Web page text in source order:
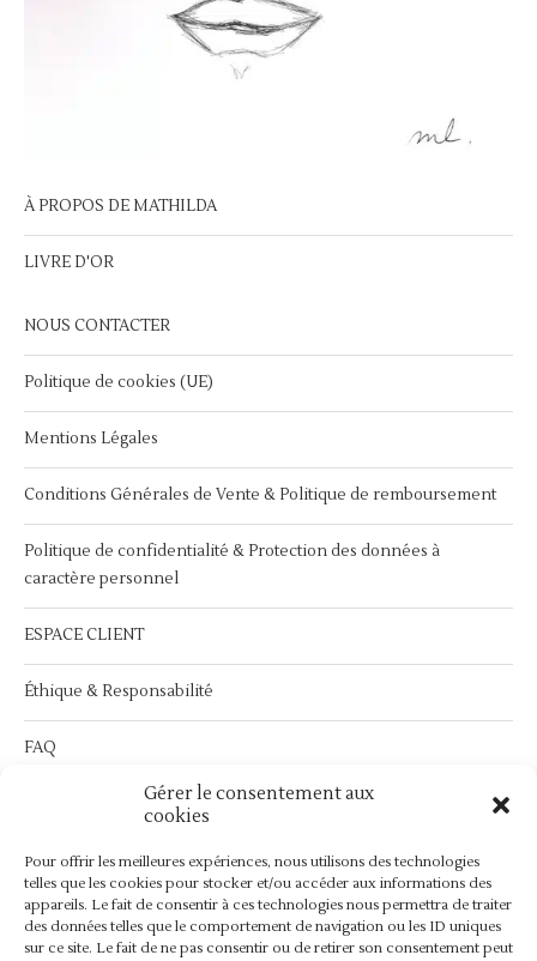
Gérer le consentement aux
cookies
Pour offrir les meilleures expériences, nous utilisons des technologies
telles que les cookies pour stocker et/ou accéder aux informations des
appareils. Le fait de consentir à ces technologies nous permettra de traiter
des données telles que le comportement de navigation ou les ID uniques
sur ce site. Le fait de ne pas consentir ou de retirer son consentement peut
À PROPOS DE MATHILDA
LIVRE D'OR
NOUS CONTACTER
Politique de cookies (UE)
Mentions Légales
Conditions Générales de Vente & Politique de remboursement
Politique de confidentialité & Protection des données à
caractère personnel
ESPACE CLIENT
Éthique & Responsabilité
FAQ
Service Après Vente :contact@bymathilda.com